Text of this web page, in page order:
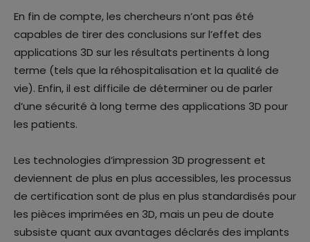
En fin de compte, les chercheurs n’ont pas été
capables de tirer des conclusions sur l’effet des
applications 3D sur les résultats pertinents à long
terme (tels que la réhospitalisation et la qualité de
vie). Enfin, il est difficile de déterminer ou de parler
d’une sécurité à long terme des applications 3D pour
les patients.
Les technologies d’impression 3D progressent et
deviennent de plus en plus accessibles, les processus
de certification sont de plus en plus standardisés pour
les pièces imprimées en 3D, mais un peu de doute
subsiste quant aux avantages déclarés des implants